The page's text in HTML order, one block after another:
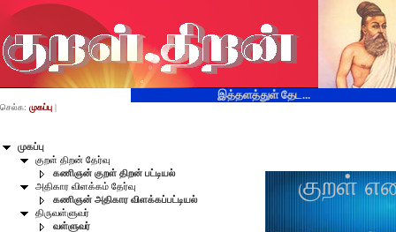
இத்தளத்துள் தேட...
முகப்பு
குறள் திறன் தேர்வு
கணிஞன் குறள் திறன் பட்டியல்
அதிகார விளக்கம் தேர்வு
கணிஞன் அதிகார விளக்கப்பட்டியல்
திருவள்ளுவர்
வள்ளுவர்
செல்க: முகப்பு |
குறள்